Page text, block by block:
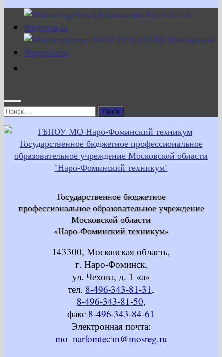
Найти:
Государственное бюджетное
профессиональное образовательное учреждение
Московской области
«Наро-Фоминский техникум»
143300, Московская область,
г. Наро-Фоминск,
ул. Чехова, д. 1 «а»
тел. 8-496-343-81-31,
8-496-343-81-50,
факс 8-496-343-84-61
Электронная почта:
mo_narfomtechn@mosreg.ru